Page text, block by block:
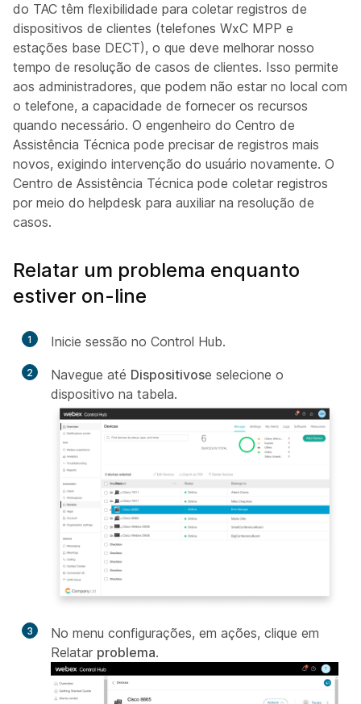
do TAC têm flexibilidade para coletar registros de
dispositivos de clientes (telefones WxC MPP e
estações base DECT), o que deve melhorar nosso
tempo de resolução de casos de clientes. Isso permite
aos administradores, que podem não estar no local com
o telefone, a capacidade de fornecer os recursos
quando necessário. O engenheiro do Centro de
Assistência Técnica pode precisar de registros mais
novos, exigindo intervenção do usuário novamente. O
Centro de Assistência Técnica pode coletar registros
por meio do helpdesk para auxiliar na resolução de
casos.
Relatar um problema enquanto
estiver on-line
1 Inicie sessão no Control Hub.
2 Navegue até Dispositivose selecione o
dispositivo na tabela.
3
No menu configurações, em ações, clique em
Relatar problema.